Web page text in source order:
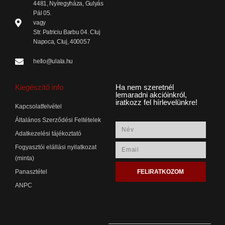
4481, Nyíregyháza, Gulyás
Pál 05.
vagy
Str. Patriciu Barbu 04. Cluj
Napoca, Cluj, 400057
hello@ulala.hu
Kiegészítő info
Kapcsolatfelvétel
Általános Szerződési Feltételek
Adatkezelési tájékoztató
Fogyasztói elállási nyilatkozat
(minta)
Panasztétel
ANPC
Ha nem szeretnél
lemaradni akcióinkról,
iratkozz fel hírlevelünkre!
FELIRATKOZOM